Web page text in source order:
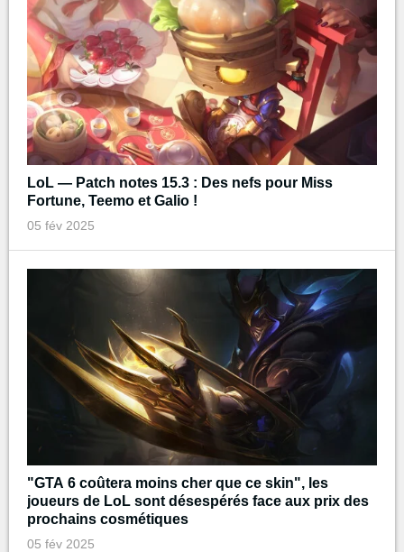
LoL — Patch notes 15.3 : Des nefs pour Miss
Fortune, Teemo et Galio !
05 fév 2025
"GTA 6 coûtera moins cher que ce skin", les
joueurs de LoL sont désespérés face aux prix des
prochains cosmétiques
05 fév 2025